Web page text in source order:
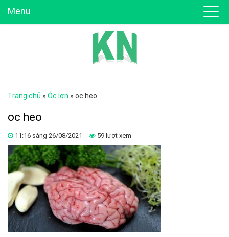
Menu
Trang chủ » Óc lợn » oc heo
oc heo
11:16 sáng 26/08/2021 59 lượt xem